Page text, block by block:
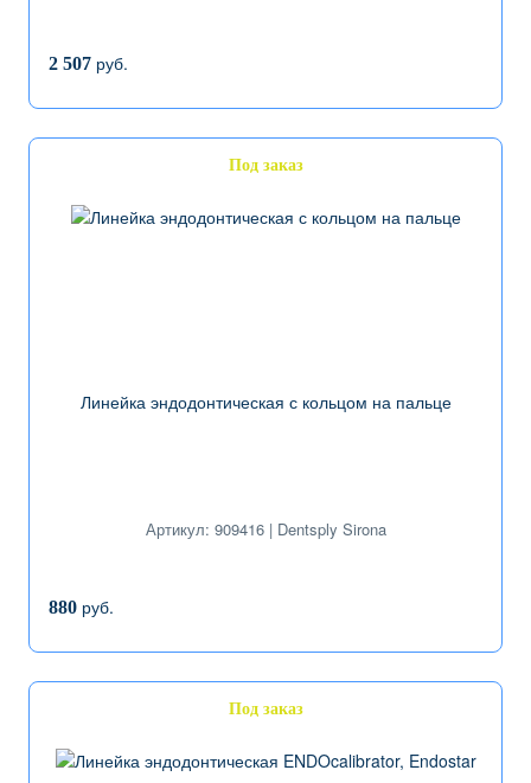
2 507 руб.
Под заказ
Линейка эндодонтическая с кольцом на пальце
Артикул: 909416 | Dentsply Sirona
880 руб.
Под заказ